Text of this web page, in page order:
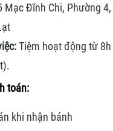
Mạc Đĩnh Chi, Phường
Tiệm hoạt động từ
toán:
khi nhận bánh